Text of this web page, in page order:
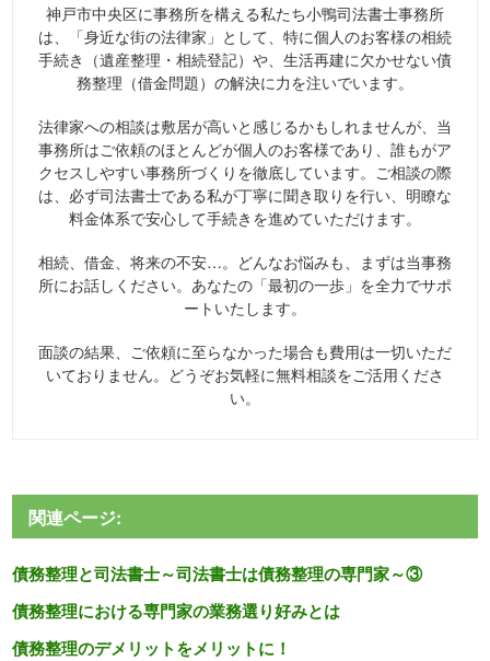
神戸市中央区に事務所を構える私たち小鴨司法書士事務所
は、「身近な街の法律家」として、特に個人のお客様の相続
手続き（遺産整理・相続登記）や、生活再建に欠かせない債
務整理（借金問題）の解決に力を注いでいます。
法律家への相談は敷居が高いと感じるかもしれませんが、当
事務所はご依頼のほとんどが個人のお客様であり、誰もがア
クセスしやすい事務所づくりを徹底しています。ご相談の際
は、必ず司法書士である私が丁寧に聞き取りを行い、明瞭な
料金体系で安心して手続きを進めていただけます。
相続、借金、将来の不安…。どんなお悩みも、まずは当事務
所にお話しください。あなたの「最初の一歩」を全力でサポ
ートいたします。
面談の結果、ご依頼に至らなかった場合も費用は一切いただ
いておりません。どうぞお気軽に無料相談をご活用くださ
い。
関連ページ:
債務整理と司法書士～司法書士は債務整理の専門家～③
債務整理における専門家の業務選り好みとは
債務整理のデメリットをメリットに！